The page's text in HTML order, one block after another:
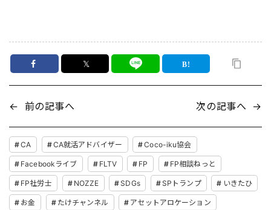
𝕏
← 前の記事へ 次の記事へ →
CA CA就活アドバイザー Coco-iku協会
Facebookライブ FLTV FP FP相談ねっと
FP社労士 NOZZE SDGs SPトランプ いきたひ
お金 たけチャンネル アセットアロケーション